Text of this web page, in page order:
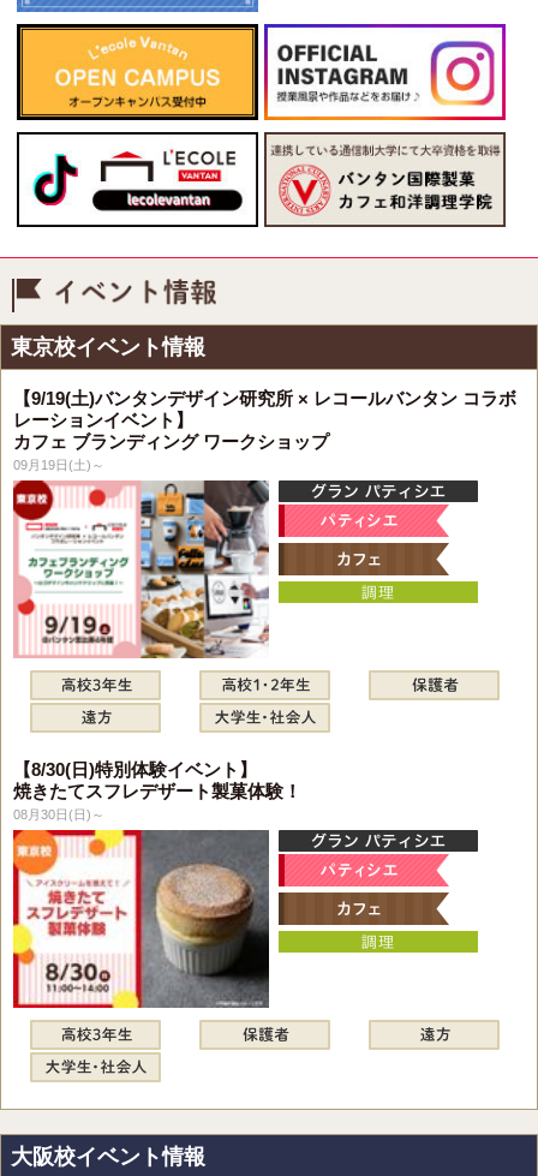
東京校イベント情報
【9/19(土)バンタンデザイン研究所 × レコールバンタン コラボ
レーションイベント】
カフェ ブランディング ワークショップ
09月19日(土)～
【8/30(日)特別体験イベント】
焼きたてスフレデザート製菓体験！
08月30日(日)～
大阪校イベント情報